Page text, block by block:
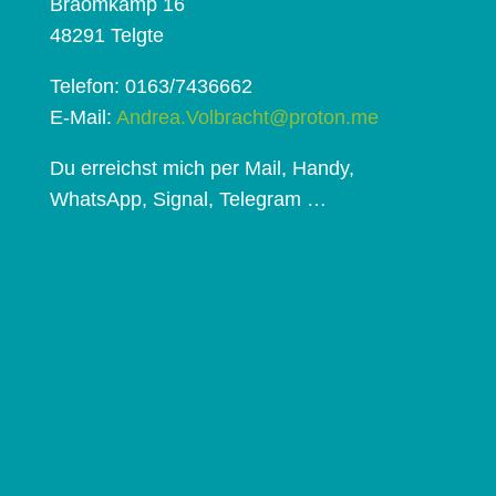
Braomkamp 16
48291 Telgte
Telefon: 0163/7436662
E-Mail: Andrea.Volbracht@proton.me
Du erreichst mich per Mail, Handy,
WhatsApp, Signal, Telegram …